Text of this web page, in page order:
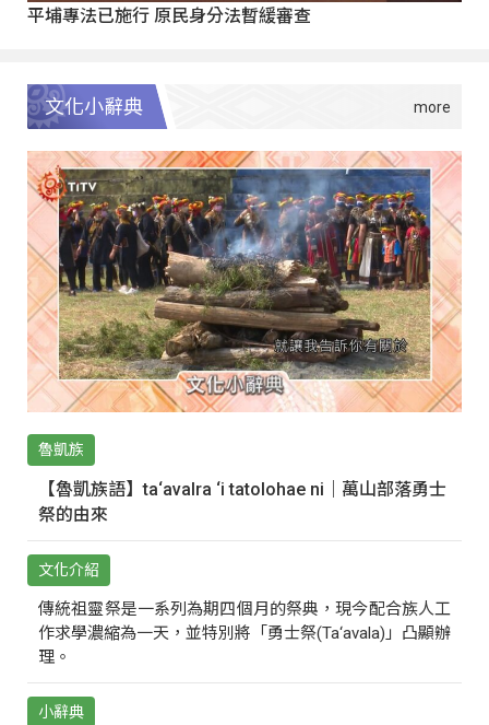
平埔專法已施行 原民身分法暫緩審查
文化小辭典
魯凱族
【魯凱族語】ta‘avalra ‘i tatolohae ni｜萬山部落勇士
祭的由來
文化介紹
傳統祖靈祭是一系列為期四個月的祭典，現今配合族人工
作求學濃縮為一天，並特別將「勇士祭(Ta‘avala)」凸顯辦
理。
小辭典